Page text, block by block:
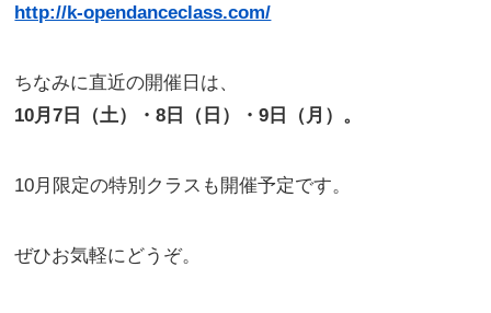
http://k-opendanceclass.com/
ちなみに直近の開催日は、
10月7日（土）・8日（日）・9日（月）。
10月限定の特別クラスも開催予定です。
ぜひお気軽にどうぞ。